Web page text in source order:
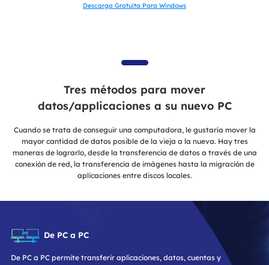
Descarga Gratuita Para Windows
Tres métodos para mover
datos/applicaciones a su nuevo PC
Cuando se trata de conseguir una computadora, le gustaría mover la
mayor cantidad de datos posible de la vieja a la nueva. Hay tres
maneras de lograrlo, desde la transferencia de datos a través de una
conexión de red, la transferencia de imágenes hasta la migración de
aplicaciones entre discos locales.
De PC a PC
De PC a PC permite transferir aplicaciones, datos, cuentas y